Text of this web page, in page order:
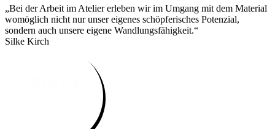
„Bei der Arbeit im Atelier erleben wir im Umgang mit dem Material
womöglich nicht nur unser eigenes schöpferisches Potenzial,
sondern auch unsere eigene Wandlungsfähigkeit.“
Silke Kirch